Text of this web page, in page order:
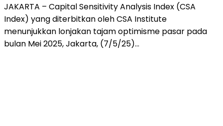
JAKARTA – Capital Sensitivity Analysis Index (CSA
Index) yang diterbitkan oleh CSA Institute
menunjukkan lonjakan tajam optimisme pasar pada
bulan Mei 2025, Jakarta, (7/5/25)…